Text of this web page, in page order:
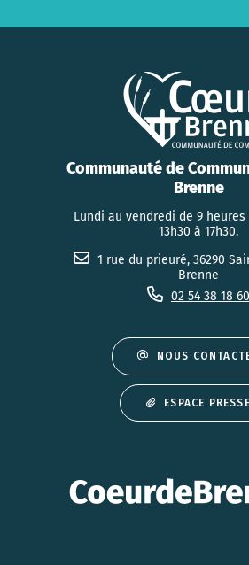
Communauté de
Brenne
Lundi au vendredi de 9 heures
13h30 à 17h30.
1 rue du prieuré, 36290
Brenne
02 54 38 18 60
NOUS
ESPACE PRESSE